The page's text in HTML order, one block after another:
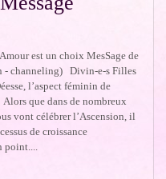
est un choix MesSage de
- channeling) Divin-e-s Filles
l’aspect féminin de
que dans de nombreux
vont célébrer l’Ascension, il
de croissance